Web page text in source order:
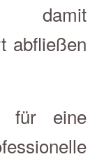
damit
abfließen
für eine